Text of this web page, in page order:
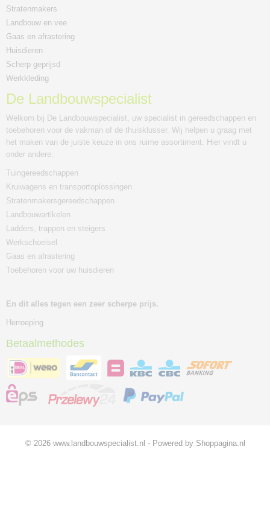
Stratenmakers
Landbouw en vee
Gaas en afrastering
Huisdieren
Scherp geprijsd
Werkkleding
De Landbouwspecialist
Welkom bij De Landbouwspecialist, uw specialist in gereedschappen en
toebehoren voor de vakman of de thuisklusser. Wij helpen u graag met
het maken van de juiste keuze in ons ruime assortiment. Hier vindt u
onder andere:
Tuingereedschappen
Kruiwagens en transportoplossingen
Stratenmakersgereedschappen
Landbouwartikelen
Ladders, trappen en steigers
Werkschoeisel
Gaas en afrastering
Toebehoren voor uw huisdieren
En dit alles tegen een zeer scherpe prijs.
Herroeping
Betaalmethodes
© 2026 www.landbouwspecialist.nl - Powered by Shoppagina.nl